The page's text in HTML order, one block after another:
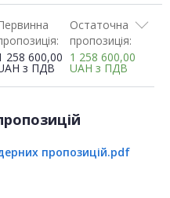
258 600,00
з ПДВ
Остаточна
пропозиція:
1 258 600,00
UAH з ПДВ
пропозицій.pdf